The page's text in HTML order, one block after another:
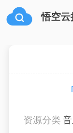
悟空云
资源分类